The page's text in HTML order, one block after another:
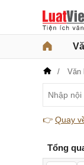
Văn
👉 Quay
Tổng